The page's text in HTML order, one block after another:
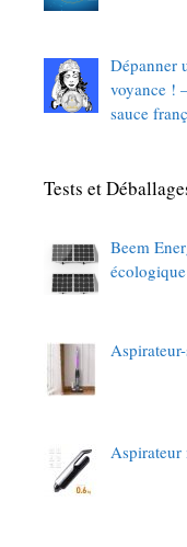
Dépanner
voyance !
sauce
Tests et
Beem
écologique
Aspirateur